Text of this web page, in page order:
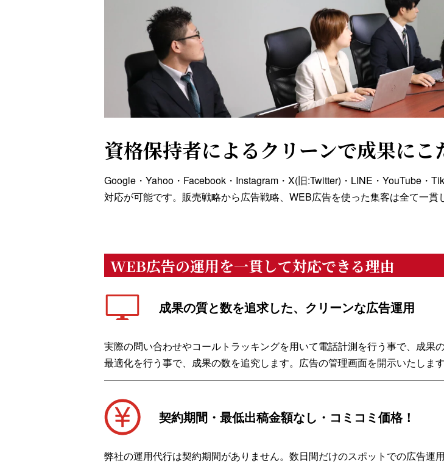
資格保持者によるクリーンで成果にこ
Google・Yahoo・Facebook・Instagram・X(旧:Twitter)・LINE・YouTube・
対応が可能です。販売戦略から広告戦略、WEB広告を使った集客は全て一貫
WEB広告の運用を一貫して対応できる理由
成果の質と数を追求した、クリーンな広告運用
実際の問い合わせやコールトラッキングを用いて電話計測を行う事で、成
最適化を行う事で、成果の数を追究します。広告の管理画面を開示いたしま
契約期間・最低出稿金額なし・コミコミ価格！
弊社の運用代行は契約期間がありません。数日間だけのスポットでの広告運